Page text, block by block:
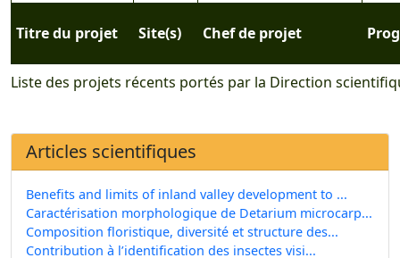
Liste des projets récents portés par la Direction
Titre du projet Site(s) Chef de projet
Articles scientifiques
Benefits and limits of inland valley development to ...
Caractérisation morphologique de Detarium microcarp...
Composition floristique, diversité et structure des...
Contribution à l’identification des insectes visi...